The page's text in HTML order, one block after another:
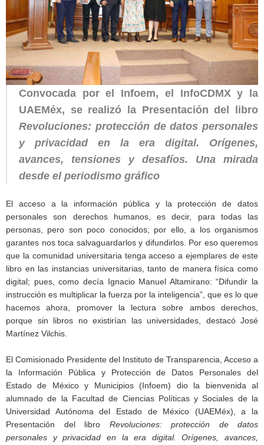
Convocada por el Infoem, el InfoCDMX y la
UAEMéx, se realizó la Presentación del libro
Revoluciones: protección de datos personales
y privacidad en la era digital. Orígenes,
avances, tensiones y desafíos. Una mirada
desde el periodismo gráfico
El acceso a la información pública y la protección de datos
personales son derechos humanos, es decir, para todas las
personas, pero son poco conocidos; por ello, a los organismos
garantes nos toca salvaguardarlos y difundirlos. Por eso queremos
que la comunidad universitaria tenga acceso a ejemplares de este
libro en las instancias universitarias, tanto de manera física como
digital; pues, como decía Ignacio Manuel Altamirano: “Difundir la
instrucción es multiplicar la fuerza por la inteligencia”, que es lo que
hacemos ahora, promover la lectura sobre ambos derechos,
porque sin libros no existirían las universidades, destacó José
Martínez Vilchis.
El Comisionado Presidente del Instituto de Transparencia, Acceso a
la Información Pública y Protección de Datos Personales del
Estado de México y Municipios (Infoem) dio la bienvenida al
alumnado de la Facultad de Ciencias Políticas y Sociales de la
Universidad Autónoma del Estado de México (UAEMéx), a la
Presentación del libro Revoluciones: protección de datos
personales y privacidad en la era digital. Orígenes, avances,